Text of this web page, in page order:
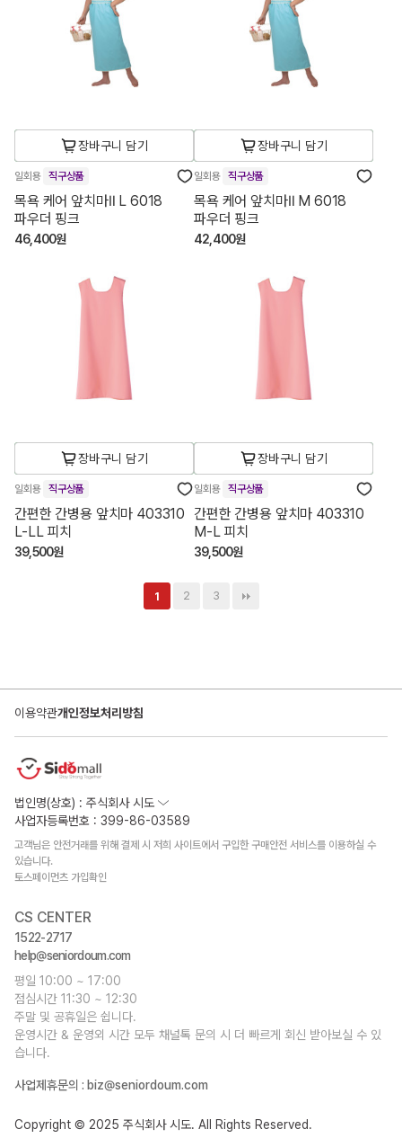
장바구니 담기
일회용 직구상품
목욕 케어 앞치마Ⅱ L 6018
파우더 핑크
46,400원
장바구니 담기
일회용 직구상품
목욕 케어 앞치마Ⅱ M 6018
파우더 핑크
42,400원
장바구니 담기
일회용 직구상품
간편한 간병용 앞치마 403310
L-LL 피치
39,500원
장바구니 담기
일회용 직구상품
간편한 간병용 앞치마 403310
M-L 피치
39,500원
1 2 3
이용약관개인정보처리방침
법인명(상호) : 주식회사 시도
사업자등록번호 : 399-86-03589
고객님은 안전거래를 위해 결제 시 저희 사이트에서 구입한 구매안전 서비스를 이용하실 수
있습니다.
토스페이먼츠 가입확인
CS CENTER
1522-2717
help@seniordoum.com
평일 10:00 ~ 17:00
점심시간 11:30 ~ 12:30
주말 및 공휴일은 쉽니다.
운영시간 & 운영외 시간 모두 채널톡 문의 시 더 빠르게 회신 받아보실 수 있
습니다.
사업제휴문의 : biz@seniordoum.com
Copyright © 2025 주식회사 시도. All Rights Reserved.